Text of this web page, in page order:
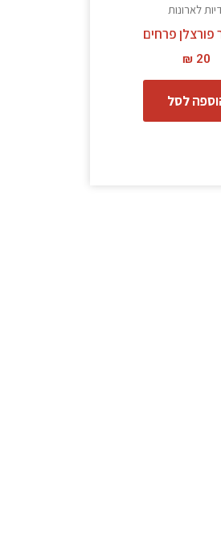
לארונות
פורצלן פרחים
₪ 20
לסל